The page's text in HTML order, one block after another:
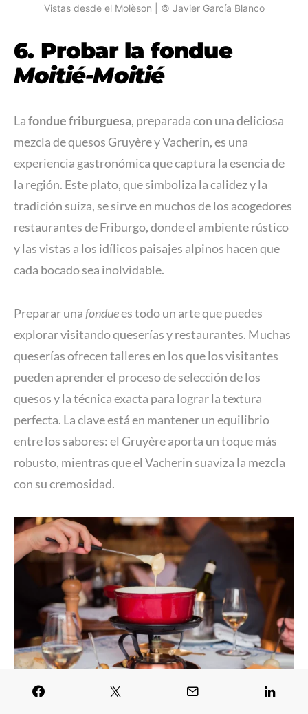
Vistas desde el Molèson | © Javier García Blanco
6. Probar la fondue
Moitié-Moitié
Lafondue friburguesa, preparada con una deliciosa
mezcla de quesos Gruyère y Vacherin, es una
experiencia gastronómica que captura la esencia de
la región. Este plato, que simboliza la calidez y la
tradición suiza, se sirve en muchos de los acogedores
restaurantes de Friburgo, donde el ambiente rústico
y las vistas a los idílicos paisajes alpinos hacen que
cada bocado sea inolvidable.
Preparar unafonduees todo un arte que puedes
explorar visitando queserías y restaurantes. Muchas
queserías ofrecen talleres en los que los visitantes
pueden aprender el proceso de selección de los
quesos y la técnica exacta para lograr la textura
perfecta. La clave está en mantener un equilibrio
entre los sabores: el Gruyère aporta un toque más
robusto, mientras que el Vacherin suaviza la mezcla
con su cremosidad.
Crédito: Turismo de Friburgo